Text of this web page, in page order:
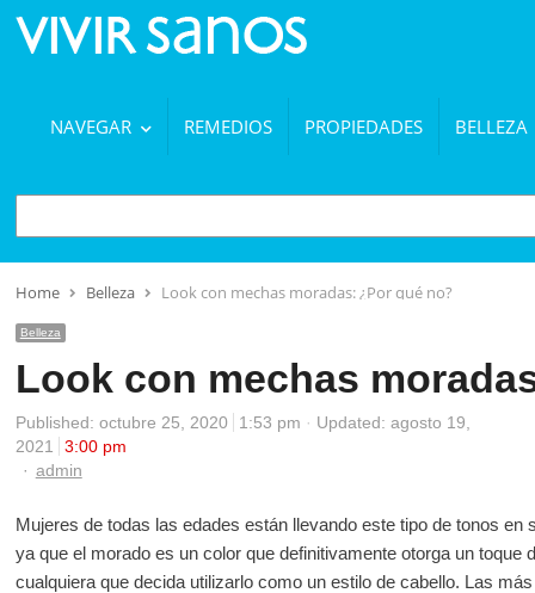
NAVEGAR REMEDIOS PROPIEDADES BELLEZA
BUSCAR
Home Belleza Look con mechas moradas: ¿Por qué no?
Belleza
Look con mechas
Published: octubre 25, 2020 1:53 pm
Updated: agosto 19,
2021
3:00 pm
Author
admin
Mujeres de todas las edades están llevando este tipo de tonos en
ya que el morado es un color que definitivamente otorga un toque
cualquiera que decida utilizarlo como un estilo de cabello. Las